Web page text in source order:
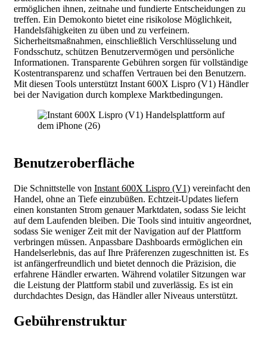
ermöglichen ihnen, zeitnahe und fundierte Entscheidungen zu
treffen. Ein Demokonto bietet eine risikolose Möglichkeit,
Handelsfähigkeiten zu üben und zu verfeinern.
Sicherheitsmaßnahmen, einschließlich Verschlüsselung und
Fondsschutz, schützen Benutzervermögen und persönliche
Informationen. Transparente Gebühren sorgen für vollständige
Kostentransparenz und schaffen Vertrauen bei den Benutzern.
Mit diesen Tools unterstützt Instant 600X Lispro (V1) Händler
bei der Navigation durch komplexe Marktbedingungen.
Benutzeroberfläche
Die Schnittstelle von Instant 600X Lispro (V1) vereinfacht den
Handel, ohne an Tiefe einzubüßen. Echtzeit-Updates liefern
einen konstanten Strom genauer Marktdaten, sodass Sie leicht
auf dem Laufenden bleiben. Die Tools sind intuitiv angeordnet,
sodass Sie weniger Zeit mit der Navigation auf der Plattform
verbringen müssen. Anpassbare Dashboards ermöglichen ein
Handelserlebnis, das auf Ihre Präferenzen zugeschnitten ist. Es
ist anfängerfreundlich und bietet dennoch die Präzision, die
erfahrene Händler erwarten. Während volatiler Sitzungen war
die Leistung der Plattform stabil und zuverlässig. Es ist ein
durchdachtes Design, das Händler aller Niveaus unterstützt.
Gebührenstruktur